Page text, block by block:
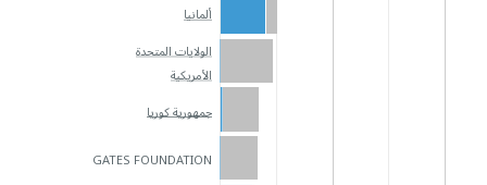
ألمانيا
الولايات المتحدة
الأمريكية
جمهورية كوريا
GATES FOUNDATION